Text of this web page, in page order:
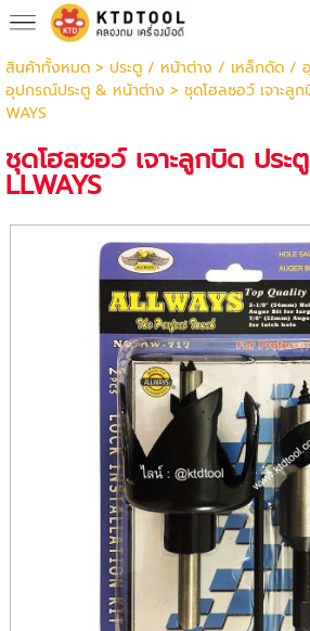
สินค้าทั้งหมด> ประตู / หน้าต่าง / เหล็กดัด /
อุปกรณ์ประตู & หน้าต่าง > ชุดโฮลซอว์ เจาะ
WAYS
ชุดโฮลซอว์ เจาะลูกบิด ปร
LLWAYS